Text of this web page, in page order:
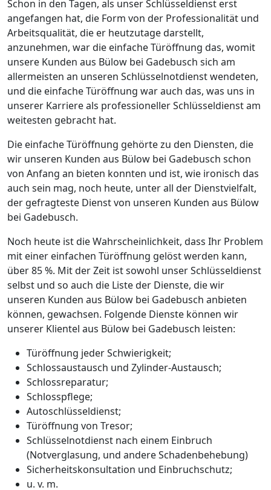
Schon in den Tagen, als unser Schlüsseldienst erst
angefangen hat, die Form von der Professionalität und
Arbeitsqualität, die er heutzutage darstellt,
anzunehmen, war die einfache Türöffnung das, womit
unsere Kunden aus Bülow bei Gadebusch sich am
allermeisten an unseren Schlüsselnotdienst wendeten,
und die einfache Türöffnung war auch das, was uns in
unserer Karriere als professioneller Schlüsseldienst am
weitesten gebracht hat.
Die einfache Türöffnung gehörte zu den Diensten, die
wir unseren Kunden aus Bülow bei Gadebusch schon
von Anfang an bieten konnten und ist, wie ironisch das
auch sein mag, noch heute, unter all der Dienstvielfalt,
der gefragteste Dienst von unseren Kunden aus Bülow
bei Gadebusch.
Noch heute ist die Wahrscheinlichkeit, dass Ihr Problem
mit einer einfachen Türöffnung gelöst werden kann,
über 85 %. Mit der Zeit ist sowohl unser Schlüsseldienst
selbst und so auch die Liste der Dienste, die wir
unseren Kunden aus Bülow bei Gadebusch anbieten
können, gewachsen. Folgende Dienste können wir
unserer Klientel aus Bülow bei Gadebusch leisten:
Türöffnung jeder Schwierigkeit;
Schlossaustausch und Zylinder-Austausch;
Schlossreparatur;
Schlosspflege;
Autoschlüsseldienst;
Türöffnung von Tresor;
Schlüsselnotdienst nach einem Einbruch
(Notverglasung, und andere Schadenbehebung)
Sicherheitskonsultation und Einbruchschutz;
u. v. m.